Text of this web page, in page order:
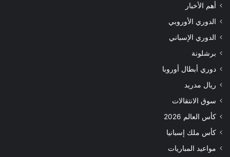
أهم الأخبار
الدوري الأوروبي
الدوري الإسباني
برشلونة
دوري أبطال أوروبا
ريال مدريد
سوق الانتقالات
كأس العالم 2026
كأس ملك إسبانيا
مواعيد المباريات